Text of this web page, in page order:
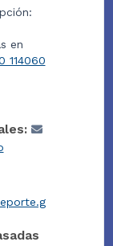
en
114060